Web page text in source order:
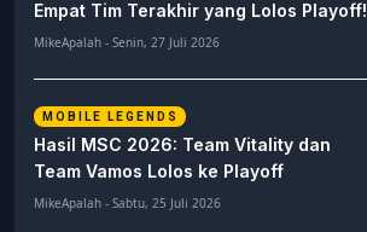
Empat Tim Terakhir yang Lolos Playoff!
MikeApalah - Senin, 27 Juli 2026
MOBILE LEGENDS
Hasil MSC 2026: Team Vitality dan
Team Vamos Lolos ke Playoff
MikeApalah - Sabtu, 25 Juli 2026